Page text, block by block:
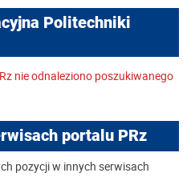
Politechniki
nie odnaleziono poszukiwanego
portalu PRz
pozycji w innych serwisach